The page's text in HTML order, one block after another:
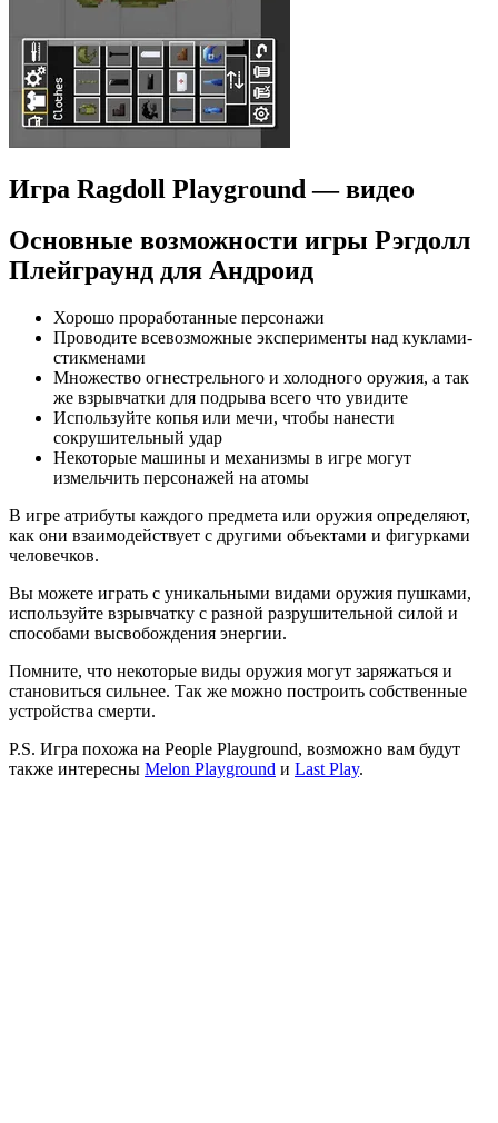
Игра Ragdoll Playground — видео
Основные возможности игры Рэгдолл
Плейграунд для Андроид
Хорошо проработанные персонажи
Проводите всевозможные эксперименты над куклами-
стикменами
Множество огнестрельного и холодного оружия, а так
же взрывчатки для подрыва всего что увидите
Используйте копья или мечи, чтобы нанести
сокрушительный удар
Некоторые машины и механизмы в игре могут
измельчить персонажей на атомы
В игре атрибуты каждого предмета или оружия определяют,
как они взаимодействует с другими объектами и фигурками
человечков.
Вы можете играть с уникальными видами оружия пушками,
используйте взрывчатку с разной разрушительной силой и
способами высвобождения энергии.
Помните, что некоторые виды оружия могут заряжаться и
становиться сильнее. Так же можно построить собственные
устройства смерти.
P.S. Игра похожа на People Playground, возможно вам будут
также интересны Melon Playground и Last Play.